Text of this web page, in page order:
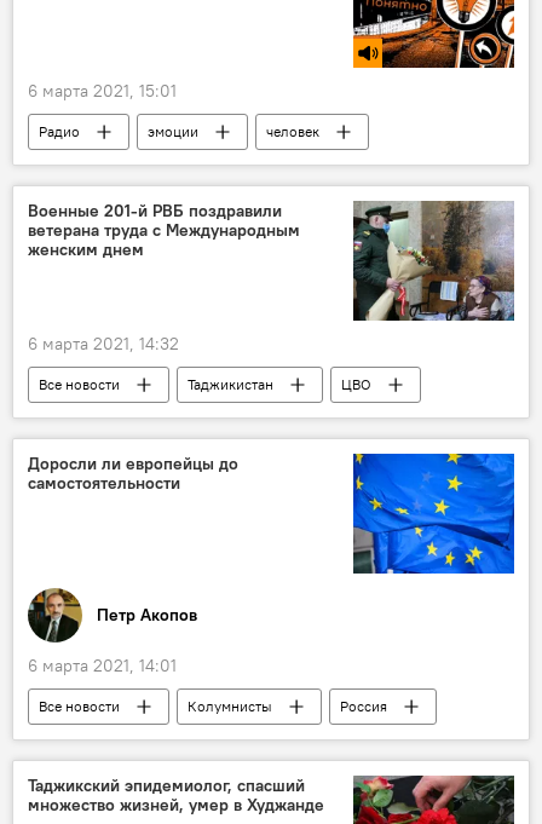
6 марта 2021, 15:01
Радио эмоции
человек
Подкасты РИА
Военные 201-й РВБ поздравили
ветерана труда с Международным
женским днем
6 марта 2021, 14:32
Все новости Таджикистан
ЦВО
ветеран
поздравление
201-я РВБ в Таджикистане
Доросли ли европейцы до
самостоятельности
Петр Акопов
6 марта 2021, 14:01
Все новости Колумнисты
Россия
Мир
Таджикский эпидемиолог, спасший
множество жизней, умер в Худжанде